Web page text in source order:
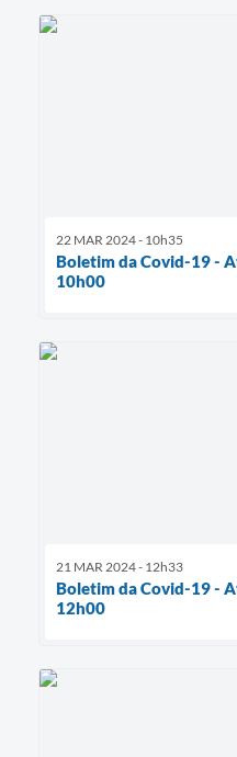
22 MAR 2024 - 10h35
Boletim da Covid-19 -
10h00
21 MAR 2024 - 12h33
Boletim da Covid-19 -
12h00